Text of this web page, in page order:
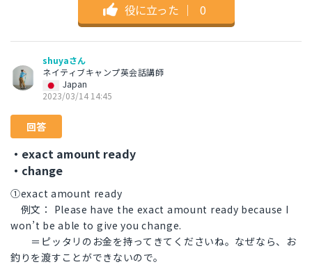
役に立った ｜ 0
shuyaさん
ネイティブキャンプ英会話講師
Japan
2023/03/14 14:45
回答
・exact amount ready
・change
①exact amount ready
例文： Please have the exact amount ready because I
won’t be able to give you change.
＝ピッタリのお金を持ってきてくださいね。なぜなら、お
釣りを渡すことができないので。